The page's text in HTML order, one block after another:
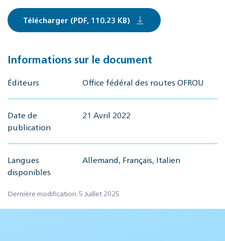
Télécharger (PDF, 110.23 KB)
Informations sur le document
Éditeurs Office fédéral des routes OFROU
Date de
publication
21 Avril 2022
Langues
disponibles
Allemand, Français, Italien
Dernière modification: 5 Juillet 2025